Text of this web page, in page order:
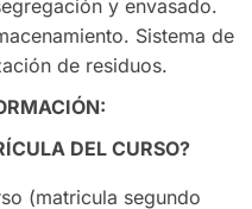
y envasado.
Sistema de
de residuos.
DEL CURSO?
(matricula segundo